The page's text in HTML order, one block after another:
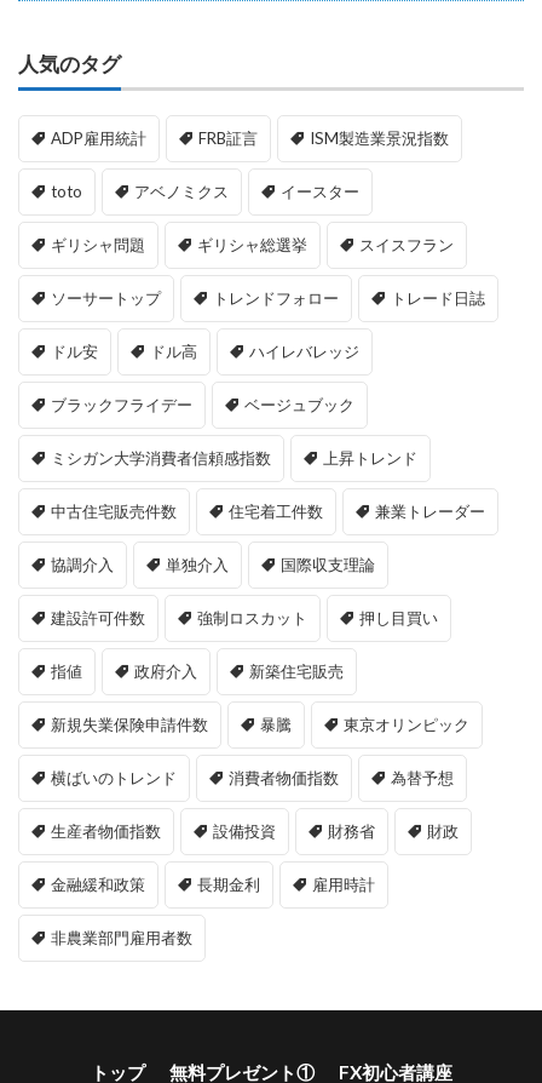
人気のタグ
ADP雇用統計 FRB証言 ISM製造業景況指数
toto アベノミクス イースター
ギリシャ問題 ギリシャ総選挙 スイスフラン
ソーサートップ トレンドフォロー トレード日誌
ドル安 ドル高 ハイレバレッジ
ブラックフライデー ベージュブック
ミシガン大学消費者信頼感指数 上昇トレンド
中古住宅販売件数 住宅着工件数 兼業トレーダー
協調介入 単独介入 国際収支理論
建設許可件数 強制ロスカット 押し目買い
指値 政府介入 新築住宅販売
新規失業保険申請件数 暴騰 東京オリンピック
横ばいのトレンド 消費者物価指数 為替予想
生産者物価指数 設備投資 財務省 財政
金融緩和政策 長期金利 雇用時計
非農業部門雇用者数
トップ 無料プレゼント① FX初心者講座